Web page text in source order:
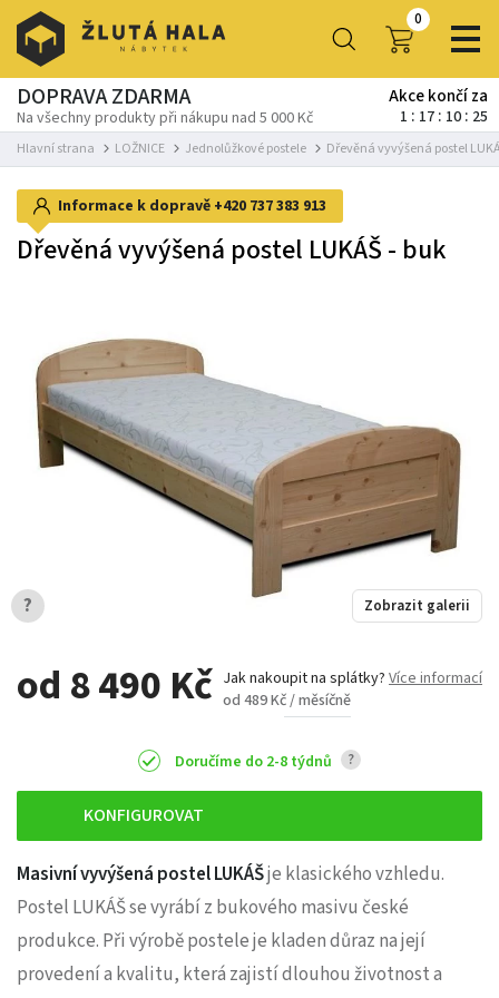
0
DOPRAVA ZDARMA
Na všechny produkty při nákupu nad 5 000 Kč
Akce končí za
1 17 10 24
Hlavní strana LOŽNICE Jednolůžkové postele Dřevěná vyvýšená postel
od 8 490 Kč Jak nakoupit na splátky? Více informací
od 489 Kč / měsíčně
Doručíme do 2-8 týdnů ?
KONFIGUROVAT
Informace k dopravě +420 737 383 913
Dřevěná vyvýšená postel LUKÁŠ - buk
Zobrazit galerii
?
Masivní vyvýšená postel LUKÁŠje klasického vzhledu.
Postel LUKÁŠ se vyrábí z bukového masivu české
produkce. Při výrobě postele je kladen důraz na její
provedení a kvalitu, která zajistí dlouhou životnost a